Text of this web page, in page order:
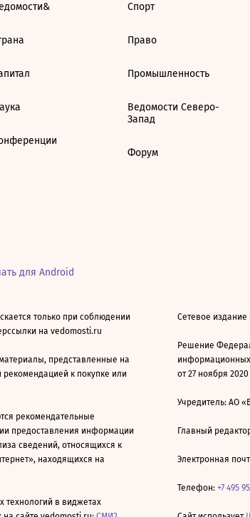
Спорт
Право
Промышленность
Ведомости Северо-
Запад
Форум
для Android
только при соблюдении
на vedomosti.ru
представленные на
к покупке или
рекомендательные
предоставления информации
сведений, относящихся к
находящихся на
технологий в виджетах
Сетевое
Решение
информационных
от 27 ноября
Учредитель: АО
Главный
Электронная
Телефон: +7 495